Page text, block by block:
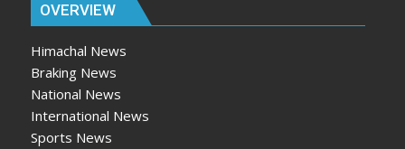
OVERVIEW
Himachal News
Braking News
National News
International News
Sports News